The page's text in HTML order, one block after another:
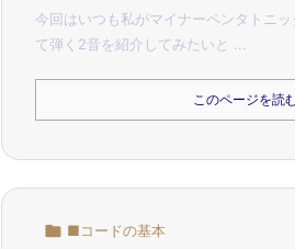
今回はいつも私がマイナーペンタトニ
て弾く2音を紹介してみたいと ...
このページを読
 ■コードの基本